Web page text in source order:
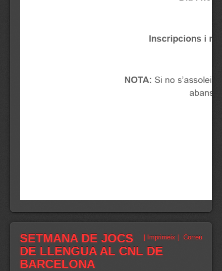
Correu
| Imprimeix |
SETMANA DE JOCS
DE LLENGUA AL CNL DE
BARCELONA